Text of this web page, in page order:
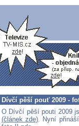
Dívčí pěší pouť 2009 -
O Dívčí pěší pouti 2009
(článek zde). Nyní